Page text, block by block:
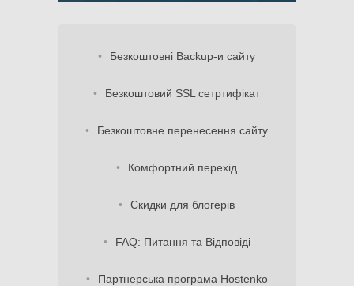
Безкоштовні Backup-и сайту
Безкоштовий SSL сетртифікат
Безкоштовне перенесення сайту
Комфортний перехід
Скидки для блогерів
FAQ: Питання та Відповіді
Партнерська програма Hostenko